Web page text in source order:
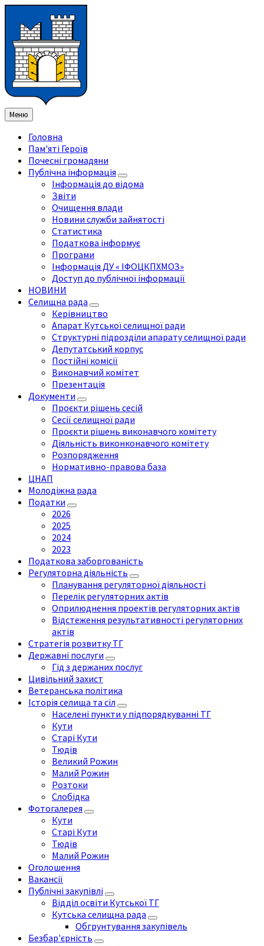
змісту
ліву
бічну
панель
праву
бічну
панель
нижнього
колонтитула
Меню
Головна
Пам'яті Героїв
Почесні громадяни
Публічна інформація
Інформація до відома
Звіти
Очищення влади
Новини служби зайнятості
Статистика
Податкова інформує
Програми
Інформація ДУ « ІФОЦКПХМОЗ»
Доступ до публічної інформації
НОВИНИ
Селищна рада
Керівництво
Апарат Кутської селищної ради
Структурні підрозділи апарату селищної ради
Депутатський корпус
Постійні комісії
Виконавчий комітет
Презентація
Документи
Проєкти рішень сесій
Сесії селищної ради
Проєкти рішень виконавчого комітету
Діяльність виконконавчого комітету
Розпорядження
Нормативно-правова база
ЦНАП
Молодіжна рада
Податки
2026
2025
2024
2023
Податкова заборгованість
Регуляторна діяльність
Планування регуляторної діяльності
Перелік регуляторних актів
Оприлюднення проектів регуляторних актів
Відстеження результативності регуляторних
актів
Стратегія розвитку ТГ
Державні послуги
Гід з держаних послуг
Цивільний захист
Ветеранська політика
Історія селища та сіл
Населені пункти у підпорядкуванні ТГ
Кути
Старі Кути
Тюдів
Великий Рожин
Малий Рожин
Розтоки
Слобідка
Фотогалерея
Кути
Старі Кути
Тюдів
Малий Рожин
Оголошення
Вакансії
Публічні закупівлі
Відділ освіти Кутської ТГ
Кутська селищна рада
Обгрунтування закупівель
Безбар'єрність